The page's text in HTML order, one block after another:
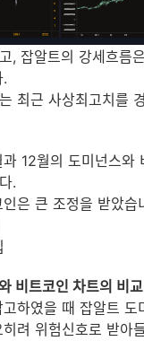
잡알트의
최근 사상최고치를
12월의 도미넌스와
큰 조정을
비트코인 차트의 비교
때 잡알트
위험신호로